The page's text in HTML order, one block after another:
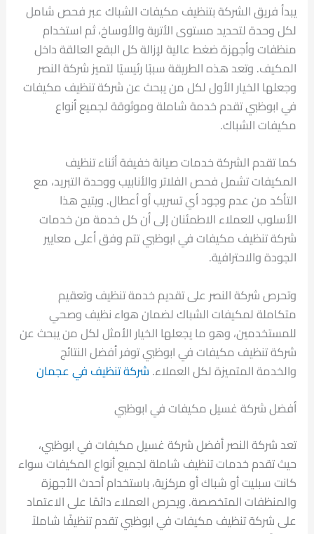
يبدأ فريق الشركة بتنظيف مكيفات الشباك عبر فحص شامل
لكل وحدة لتحديد مستوى الأتربة والأوساخ، ثم استخدام
منظفات وأجهزة ضغط عالية لإزالة كل البقع العالقة داخل
المكيف. وتعد هذه الطريقة سببًا رئيسيًا لتميز شركة النصر
وجعلها الخيار الأول لكل من يبحث عن شركة تنظيف مكيفات
في ابوظبي تقدم خدمة شاملة وموثوقة لجميع أنواع
مكيفات الشباك.
كما تقدم الشركة خدمات صيانة خفيفة أثناء تنظيف
المكيفات تشمل فحص الفلاتر والأنابيب ووحدة التبريد، مع
التأكد من عدم وجود أي تسريب أو أعطال. ويتيح هذا
الأسلوب للعملاء الاطمئنان إلى أن كل خدمة من خدمات
شركة تنظيف مكيفات في ابوظبي تتم وفق أعلى معايير
الجودة والاحترافية.
وتحرص شركة النصر على تقديم خدمة تنظيف وتعقيم
متكاملة لمكيفات الشباك لضمان هواء نظيف وصحي
للمستخدمين، وهو ما يجعلها الخيار الأمثل لكل من يبحث عن
شركة تنظيف مكيفات في ابوظبي توفر أفضل النتائج
والخدمة المتميزة لكل العملاء. شركة تنظيف في عجمان
أفضل شركة غسيل مكيفات في ابوظبي
تعد شركة النصر أفضل شركة غسيل مكيفات في ابوظبي،
حيث تقدم خدمات تنظيف شاملة لجميع أنواع المكيفات سواء
كانت سبليت أو شباك أو مركزية، باستخدام أحدث الأجهزة
والمنظفات المتخصصة. ويحرص العملاء دائمًا على الاعتماد
على شركة تنظيف مكيفات في ابوظبي تقدم تنظيفًا شاملاً